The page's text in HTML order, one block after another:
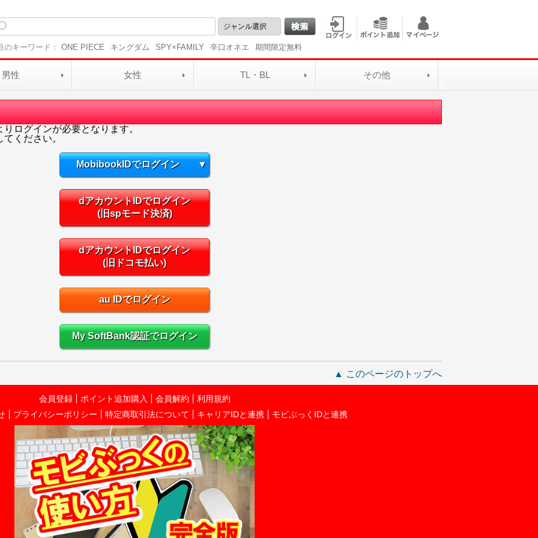
のキーワード： ONE PIECE キングダム SPY×FAMILY 辛口オネエ 期間限定無料
男性 女性 TL・BL その他
ログインが必要となります。
ください。
MobibookIDでログイン ▼
dアカウントIDでログイン
(旧spモード決済)
dアカウントIDでログイン
(旧ドコモ払い)
au IDでログイン
My SoftBank認証でログイン
▲ このページのトップへ
会員登録 ポイント追加購入 会員解約
利用規約
プライバシーポリシー 特定商取引法について キャリアIDと連携 モビぶっくIDと連携